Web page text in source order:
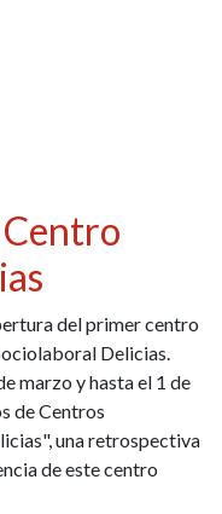
del primer centro
Delicias.
marzo y hasta el 1 de
de Centros
una retrospectiva
de este centro